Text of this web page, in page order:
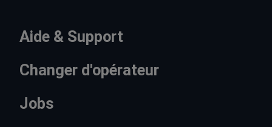
Aide & Support
Changer d'opérateur
Jobs